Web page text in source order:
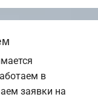
в
заявки на